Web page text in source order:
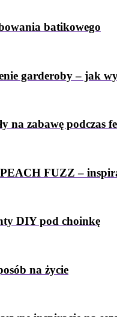
batikowego
garderoby – jak
na zabawę podczas
FUZZ –
DIY pod choinkę
na życie